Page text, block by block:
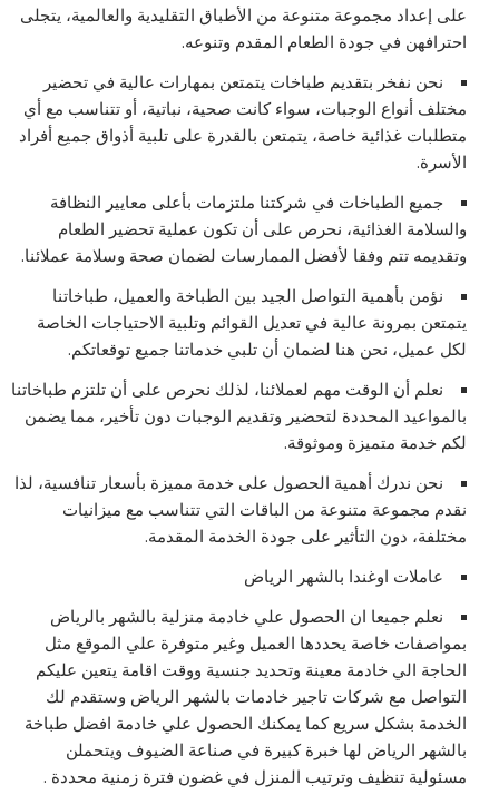
على إعداد مجموعة متنوعة من الأطباق التقليدية والعالمية، يتجلى
احترافهن في جودة الطعام المقدم وتنوعه.
نحن نفخر بتقديم طباخات يتمتعن بمهارات عالية في تحضير
مختلف أنواع الوجبات، سواء كانت صحية، نباتية، أو تتناسب مع أي
متطلبات غذائية خاصة، يتمتعن بالقدرة على تلبية أذواق جميع أفراد
الأسرة.
جميع الطباخات في شركتنا ملتزمات بأعلى معايير النظافة
والسلامة الغذائية، نحرص على أن تكون عملية تحضير الطعام
وتقديمه تتم وفقا لأفضل الممارسات لضمان صحة وسلامة عملائنا.
نؤمن بأهمية التواصل الجيد بين الطباخة والعميل، طباخاتنا
يتمتعن بمرونة عالية في تعديل القوائم وتلبية الاحتياجات الخاصة
لكل عميل، نحن هنا لضمان أن تلبي خدماتنا جميع توقعاتكم.
نعلم أن الوقت مهم لعملائنا، لذلك نحرص على أن تلتزم طباخاتنا
بالمواعيد المحددة لتحضير وتقديم الوجبات دون تأخير، مما يضمن
لكم خدمة متميزة وموثوقة.
نحن ندرك أهمية الحصول على خدمة مميزة بأسعار تنافسية، لذا
نقدم مجموعة متنوعة من الباقات التي تتناسب مع ميزانيات
مختلفة، دون التأثير على جودة الخدمة المقدمة.
عاملات اوغندا بالشهر الرياض
نعلم جميعا ان الحصول علي خادمة منزلية بالشهر بالرياض
بمواصفات خاصة يحددها العميل وغير متوفرة علي الموقع مثل
الحاجة الي خادمة معينة وتحديد جنسية ووقت اقامة يتعين عليكم
التواصل مع شركات تاجير خادمات بالشهر الرياض وستقدم لك
الخدمة بشكل سريع كما يمكنك الحصول علي خادمة افضل طباخة
بالشهر الرياض لها خبرة كبيرة في صناعة الضيوف ويتحملن
مسئولية تنظيف وترتيب المنزل في غضون فترة زمنية محددة .